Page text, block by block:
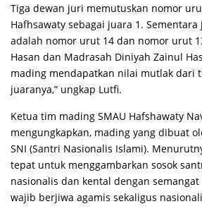
Tiga dewan juri memutuskan nomor
Hafhsawaty sebagai juara 1.
adalah nomor urut 14 dan nomor urut
Hasan dan Madrasah Diniyah Zainul
mading mendapatkan nilai mutlak dari
juaranya,” ungkap Lutfi.
Ketua tim mading SMAU Hafshawaty
mengungkapkan, mading yang dibuat
SNI (Santri Nasionalis Islami).
tepat untuk menggambarkan sosok
nasionalis dan kental dengan
wajib berjiwa agamis sekaligus